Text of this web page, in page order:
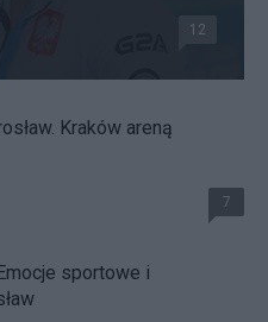
12
Kraków areną
7
sportowe i